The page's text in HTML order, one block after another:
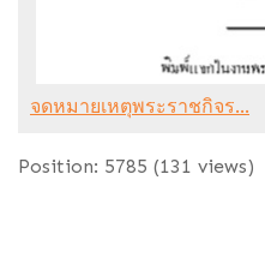
จดหมายเหตุพระราชกิจร...
Position: 5785 (131 views)